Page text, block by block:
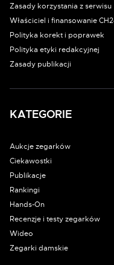
Zasady korzystania z serwisu
Właściciel i finansowanie
Polityka korekt i poprawek
Polityka etyki redakcyjnej
Zasady publikacji
KATEGORIE
Aukcje zegarków
Ciekawostki
Publikacje
Rankingi
Hands-On
Recenzje i testy zegarków
Wideo
Zegarki damskie